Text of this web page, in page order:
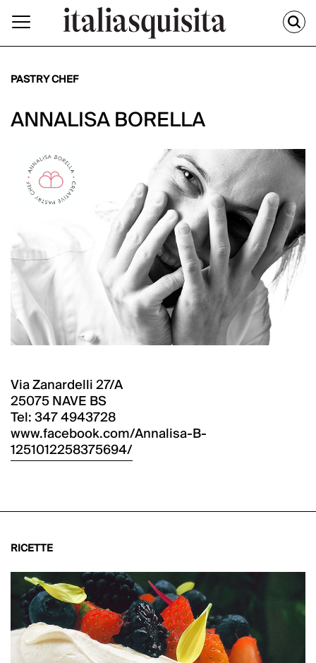
PASTRY CHEF
ANNALISA BORELLA
Via Zanardelli 27/A
25075 NAVE BS
Tel: 347 4943728
www.facebook.com/Annalisa-B-
1251012258375694/
RICETTE